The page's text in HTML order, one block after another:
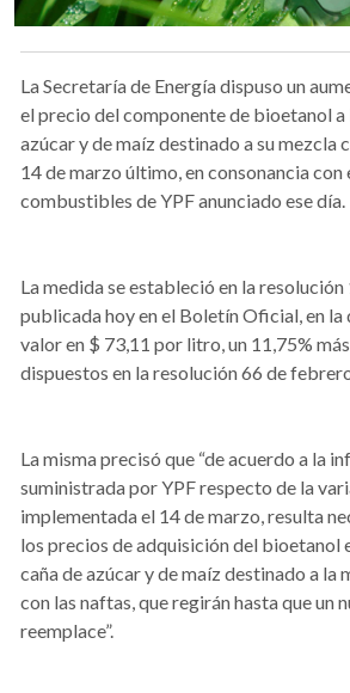
La Secretaría de Energía dispuso un
el precio del componente de bioetanol a
azúcar y de maíz destinado a su mezcla
14 de marzo último, en consonancia con
combustibles de YPF anunciado ese día.
La medida se estableció en la
publicada hoy en el Boletín Oficial, en la
valor en $ 73,11 por litro, un 11,75%
dispuestos en la resolución 66 de
La misma precisó que “de acuerdo a la
suministrada por YPF respecto de la
implementada el 14 de marzo, resulta
los precios de adquisición del bioetanol
caña de azúcar y de maíz destinado a
con las naftas, que regirán hasta que un
reemplace”.